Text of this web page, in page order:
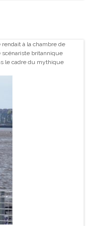
à la chambre de
scénariste britannique
le cadre du mythique